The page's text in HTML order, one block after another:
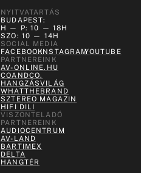
NYITVATARTÁS
BUDAPEST:
H — P: 10 — 18H
SZO: 10 — 14H
SOCIAL MEDIA
FACEBOOKINSTAGRAMYOUTUBE
PARTNEREINK
AV-ONLINE.HU
COANDCO.
HANGZÁSVILÁG
WHATTHEBRAND
SZTEREO MAGAZIN
HIFI DILI
VISZONTELADÓ
PARTNEREINK
AUDIOCENTRUM
AV-LAND
BARTIMEX
DELTA
HANGTÉR